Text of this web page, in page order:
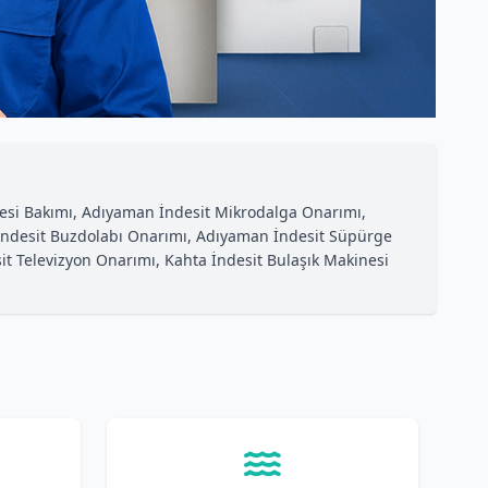
Bakımı, Adıyaman İndesit Mikrodalga Onarımı,
Buzdolabı Onarımı, Adıyaman İndesit Süpürge
Televizyon Onarımı, Kahta İndesit Bulaşık Makinesi